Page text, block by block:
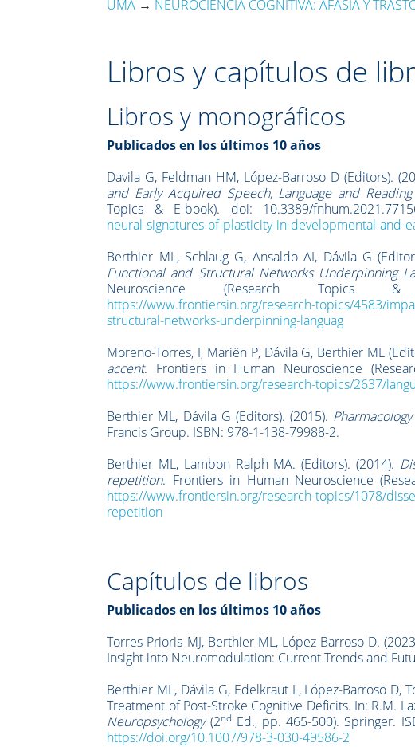
UMA → NEUROCIENCIA COGNITIVA: AFASIA Y
Libros y capítulos de
Libros y monográficos
Publicados en los últimos 10 años
Davila G, Feldman HM, López-Barroso D (Editors).
and Early Acquired Speech, Language and
Topics & E-book). doi: 10.3389/
neural-signatures-of-plasticity-in-developmental-and-
Berthier ML, Schlaug G, Ansaldo AI, Dávila G
Functional and Structural Networks Underpinning
Neuroscience (Research Topics &
https://www.frontiersin.org/research-topics/4583/
structural-networks-underpinning-languag
Moreno-Torres, I, Mariën P, Dávila G, Berthier ML
accent. Frontiers in Human Neuroscience
https://www.frontiersin.org/research-topics/2637/
Berthier ML, Dávila G (Editors). (2015).
Francis Group. ISBN: 978-1-138-79988-2.
Berthier ML, Lambon Ralph MA. (Editors). (2014).
repetition. Frontiers in Human Neuroscience
https://www.frontiersin.org/research-topics/1078/
repetition
Capítulos de libros
Publicados en los últimos 10 años
Torres-Prioris MJ, Berthier ML, López-Barroso D.
Insight into Neuromodulation: Current Trends and
Berthier ML, Dávila G, Edelkraut L, López-Barroso D,
Treatment of Post-Stroke Cognitive Deficits. In: R.M.
Neuropsychology(2nd Ed., pp. 465-500). Springer.
https://doi.org/10.1007/978-3-030-49586-2